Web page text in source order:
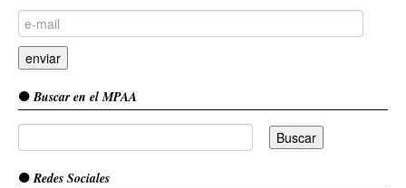
Buscar en el MPAA
Redes Sociales